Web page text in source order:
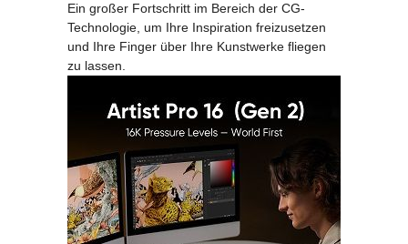
Ein großer Fortschritt im Bereich der CG-
Technologie, um Ihre Inspiration freizusetzen
und Ihre Finger über Ihre Kunstwerke fliegen
zu lassen.